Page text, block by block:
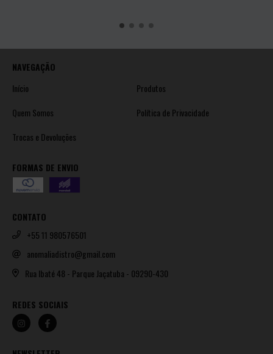
NAVEGAÇÃO
Início
Produtos
Quem Somos
Política de Privacidade
Trocas e Devoluções
FORMAS DE ENVIO
CONTATO
+55 11 980576501
anomaliadistro@gmail.com
Rua Ibaté 48 - Parque Jaçatuba - 09290-430
REDES SOCIAIS